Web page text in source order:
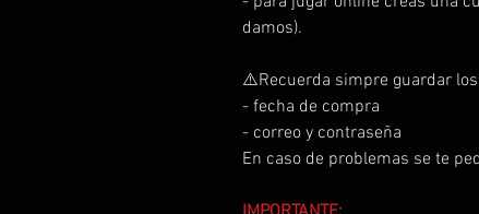
damos).
⚠️Recuerda simpre guardar
- fecha de compra
- correo y contraseña
En caso de problemas se te